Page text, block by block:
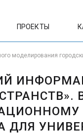
ПРОЕКТЫ
моделирования
ДЛЯ